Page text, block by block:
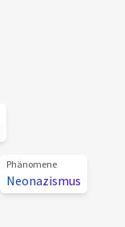
Phänomene
Neonazismus